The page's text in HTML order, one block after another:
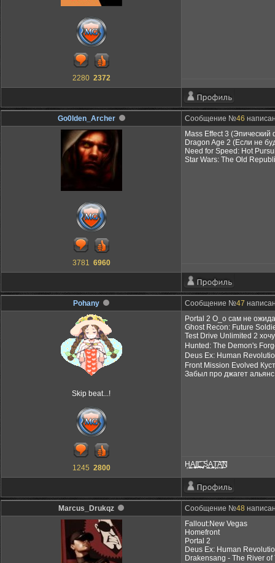
2280 2372
Go0lden_Archer Сообщение №46
3781 6960
Mass Effect 3
Dragon Age 2 (Если не
Need for Speed: Hot
Star Wars: The Old
Pohany Сообщение №47
Skip beat...!
1245 2800
Portal 2 О_о сам не
Ghost Recon: Future
Test Drive Unlimited 2
Hunted: The Demon's
Deus Ex: Human
Front Mission Evolved
Забыл про джагет
Ḥ̜̙̯͇A̼̮͎͚̯͉͜I̪͜͝L͍̪̻͈͞ ̡̞͕͕̻̞ͅS̛̰͇ͅA̺̯͖͔̼͍̘̼T͓̣̤̮͠ͅA̭̝̬̭͜͡͠Ņ
Marcus_Drukqz Сообщение №48
Fallout:New Vegas
Homefront
Portal 2
Deus Ex: Human
Drakensang - The River